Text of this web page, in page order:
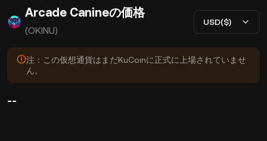
Arcade Canineの価格
(OKINU)
USD($)
注：この仮想通貨はまだKuCoinに正式に上場されていませ
ん。
--